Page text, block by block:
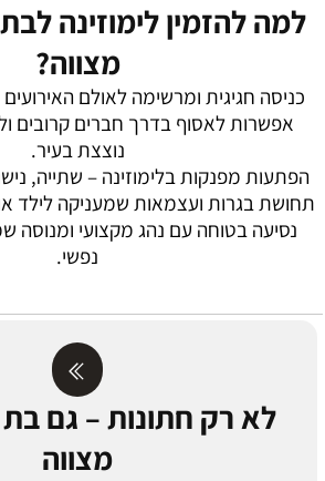
למה להזמין לימוזינה
מצווה?
כניסה חגיגית ומרשימה לאולם
אפשרות לאסוף בדרך חברים קרובים
נוצצת בעיר.
הפתעות מפנקות בלימוזינה – שתייה,
תחושת בגרות ועצמאות שמעניקה לילד או
נסיעה בטוחה עם נהג מקצועי ומנוסה
נפשי.
לא רק חתונות – גם בת
מצווה